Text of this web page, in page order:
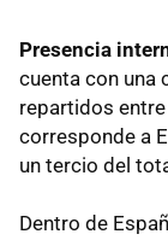
Presencia
cuenta con una
repartidos entre
corresponde a
un tercio del
Dentro de